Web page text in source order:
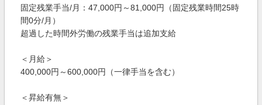
固定残業手当/月：47,000円～81,000円（固定残業時間25時
間0分/月）
超過した時間外労働の残業手当は追加支給
＜月給＞
400,000円～600,000円（一律手当を含む）
＜昇給有無＞